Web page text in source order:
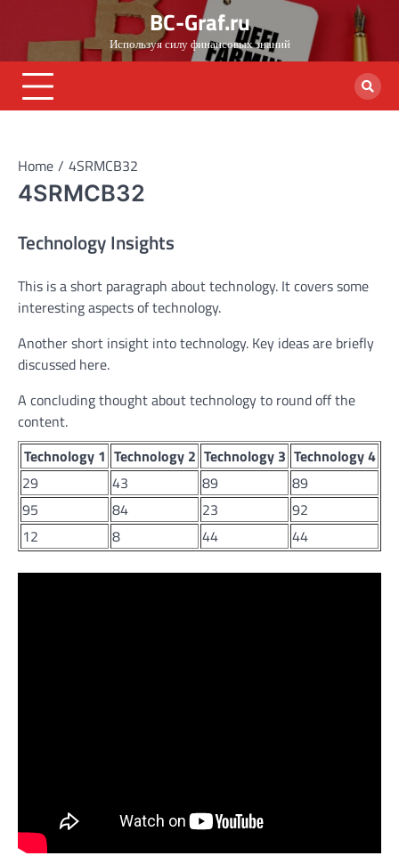
content
BC-Graf.ru
Используя силу финансовых знаний
Home 4SRMCB32
4SRMCB32
Technology Insights
This is a short paragraph about technology. It covers some
interesting aspects of technology.
Another short insight into technology. Key ideas are briefly
discussed here.
A concluding thought about technology to round off the
content.
Technology 1 Technology 2 Technology 3 Technology 4
29
43 89
89
95
84 23
92
12
8 44 44